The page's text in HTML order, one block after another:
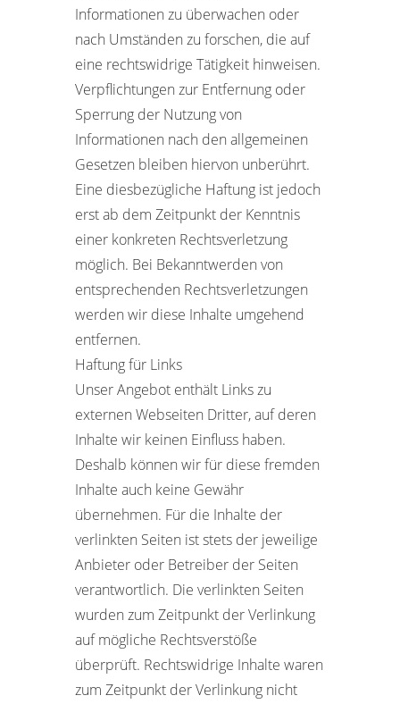
Informationen zu überwachen oder
nach Umständen zu forschen, die auf
eine rechtswidrige Tätigkeit hinweisen.
Verpflichtungen zur Entfernung oder
Sperrung der Nutzung von
Informationen nach den allgemeinen
Gesetzen bleiben hiervon unberührt.
Eine diesbezügliche Haftung ist jedoch
erst ab dem Zeitpunkt der Kenntnis
einer konkreten Rechtsverletzung
möglich. Bei Bekanntwerden von
entsprechenden Rechtsverletzungen
werden wir diese Inhalte umgehend
entfernen.
Haftung für Links
Unser Angebot enthält Links zu
externen Webseiten Dritter, auf deren
Inhalte wir keinen Einfluss haben.
Deshalb können wir für diese fremden
Inhalte auch keine Gewähr
übernehmen. Für die Inhalte der
verlinkten Seiten ist stets der jeweilige
Anbieter oder Betreiber der Seiten
verantwortlich. Die verlinkten Seiten
wurden zum Zeitpunkt der Verlinkung
auf mögliche Rechtsverstöße
überprüft. Rechtswidrige Inhalte waren
zum Zeitpunkt der Verlinkung nicht